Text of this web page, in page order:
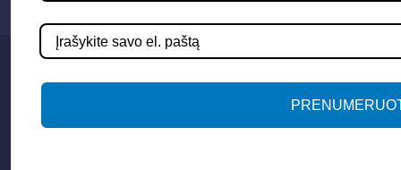
Sąlygos ir taisyklės